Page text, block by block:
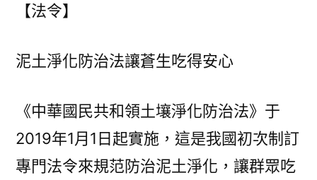
【法令】
泥土淨化防治法讓蒼生吃得安心
《中華國民共和領土壤淨化防治法》于
2019年1月1日起實施，這是我國初次制訂
專門法令來規范防治泥土淨化，讓群眾吃